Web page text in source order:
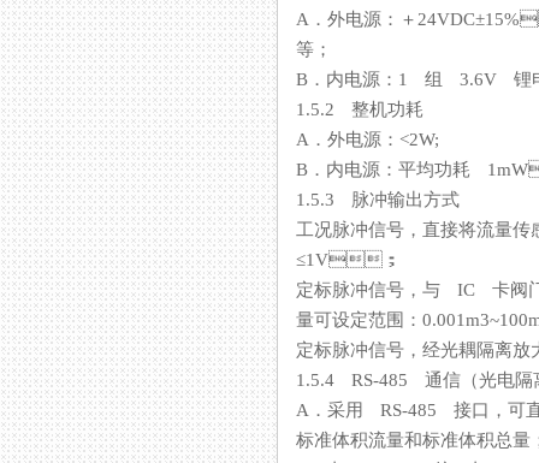
A．外电源：＋
等；
B．内电源：1 组 3.6V 锂电
1.5.2 整机功耗
A．外电源：<2W;
B．内电源：平均功耗
1.5.3 脉冲输出方式
工况脉冲信号，直接将流
≤1V；
定标脉冲信号，与 IC 卡阀
量可设定范围：
定标脉冲信号，经光耦隔离
1.5.4 RS-485 通信（光电隔离）
A．采用 RS-485 接口，可
标准体积流量和标准体积总量